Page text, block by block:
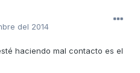
del 2014
haciendo mal contacto es el